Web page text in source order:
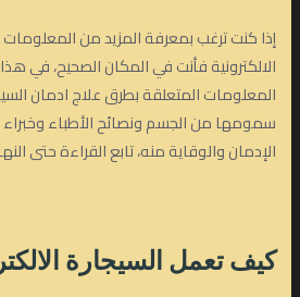
إذا كنت ترغب بمعرفة المزيد من
الالكترونية فأنت في المكان الصحيح، في
المعلومات المتعلقة بطرق علاج ادمان
سمومها من الجسم ونصائح الأطباء وخبراء
الإدمان والوقاية منه، تابع القراءة حتى
كيف تعمل السيجارة